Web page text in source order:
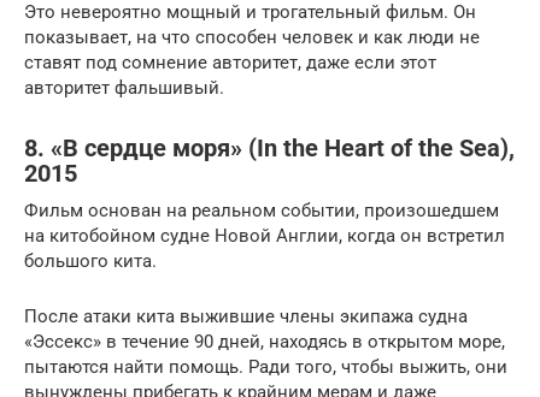
Это невероятно мощный и трогательный фильм. Он
показывает, на что способен человек и как люди не
ставят под сомнение авторитет, даже если этот
авторитет фальшивый.
8. «В сердце моря» (In the Heart of the Sea),
2015
Фильм основан на реальном событии, произошедшем
на китобойном судне Новой Англии, когда он встретил
большого кита.
После атаки кита выжившие члены экипажа судна
«Эссекс» в течение 90 дней, находясь в открытом море,
пытаются найти помощь. Ради того, чтобы выжить, они
вынуждены прибегать к крайним мерам и даже